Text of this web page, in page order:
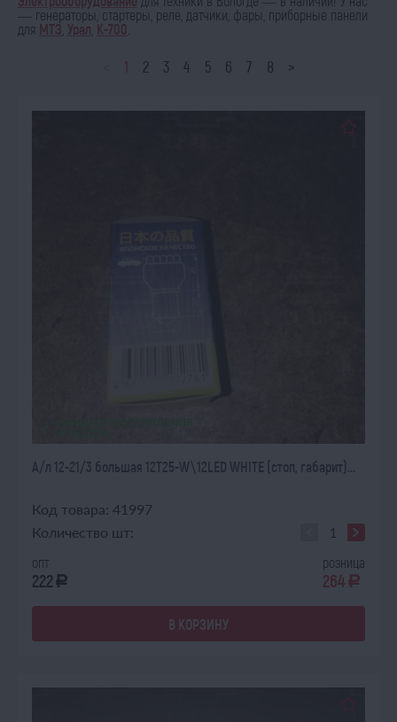
— генераторы, стартеры, реле, датчики, фары, приборные панели
для МТЗ Урал К-700
1 2 3 4 5 6 7 8 >
А/л 12-21/3 большая 12T25-W\12LED WHITE (стоп, габарит)...
Код товара: 41997
Количество шт:
опт
222a
розница
264 a
В КОРЗИНУ